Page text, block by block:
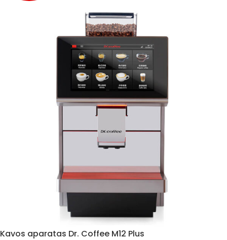
Kavos aparatas Dr. Coffee M12 Plus